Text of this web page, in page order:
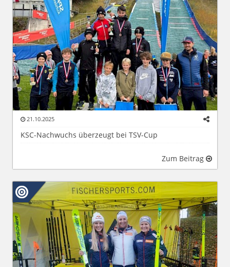
21.10.2025
KSC-Nachwuchs überzeugt bei TSV-Cup
Zum Beitrag